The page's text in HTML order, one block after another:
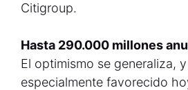
Citigroup.
Hasta 290.000 millones
El optimismo se generaliza,
especialmente favorecido